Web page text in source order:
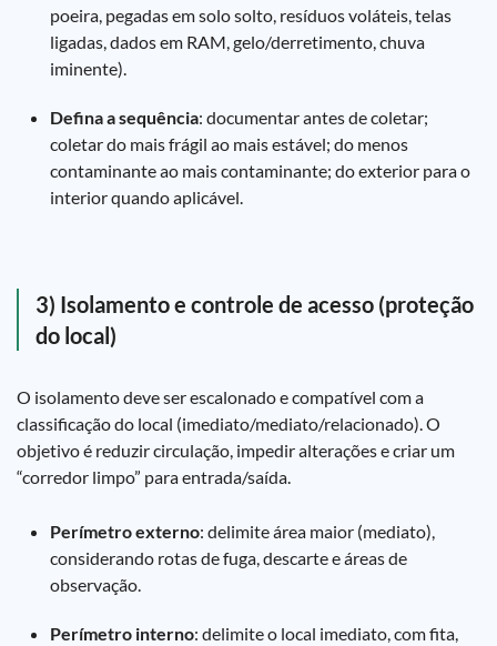
poeira, pegadas em solo solto, resíduos voláteis, telas
ligadas, dados em RAM, gelo/derretimento, chuva
iminente).
Defina a sequência: documentar antes de coletar;
coletar do mais frágil ao mais estável; do menos
contaminante ao mais contaminante; do exterior para o
interior quando aplicável.
3) Isolamento e controle de acesso (proteção
do local)
O isolamento deve ser escalonado e compatível com a
classificação do local (imediato/mediato/relacionado). O
objetivo é reduzir circulação, impedir alterações e criar um
“corredor limpo” para entrada/saída.
Perímetro externo: delimite área maior (mediato),
considerando rotas de fuga, descarte e áreas de
observação.
Perímetro interno: delimite o local imediato, com fita,